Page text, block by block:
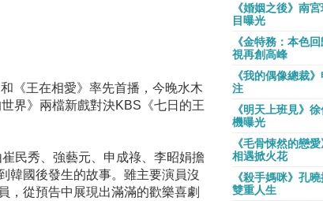
《王在相愛》率先首播，今晚水木
界》兩檔新戲對決KBS《七日的王
民秀、強藝元、申成祿、李昭娟擔
韓國後發生的故事。雖主要演員沒
，從預告中展現出滿滿的歡樂喜劇
《婚姻之後》南
目曝光
《金特務：本色
視再創高峰
《我的偶像總裁
注
《明天上班見》
機曝光
《毛骨悚然的戀
相遇掀火花
《殺手媽咪》孔
雙重人生